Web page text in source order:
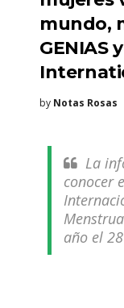
mundo,
GENIAS
by Notas Rosas
La
conocer
año el